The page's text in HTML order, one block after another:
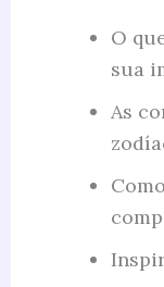
O
sua
As